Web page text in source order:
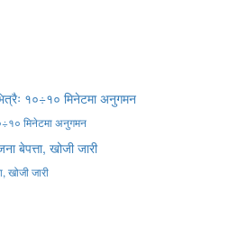
मिनेटमा अनुगमन
खोजी जारी